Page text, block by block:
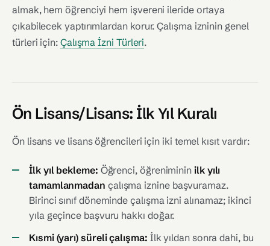
almak, hem öğrenciyi hem işvereni ileride ortaya
çıkabilecek yaptırımlardan korur. Çalışma izninin genel
türleri için: Çalışma İzni Türleri.
Ön Lisans/Lisans: İlk Yıl Kuralı
Ön lisans ve lisans öğrencileri için iki temel kısıt vardır:
İlk yıl bekleme: Öğrenci, öğreniminin ilk yılı
tamamlanmadan çalışma iznine başvuramaz.
Birinci sınıf döneminde çalışma izni alınamaz; ikinci
yıla geçince başvuru hakkı doğar.
Kısmi (yarı) süreli çalışma: İlk yıldan sonra dahi, bu